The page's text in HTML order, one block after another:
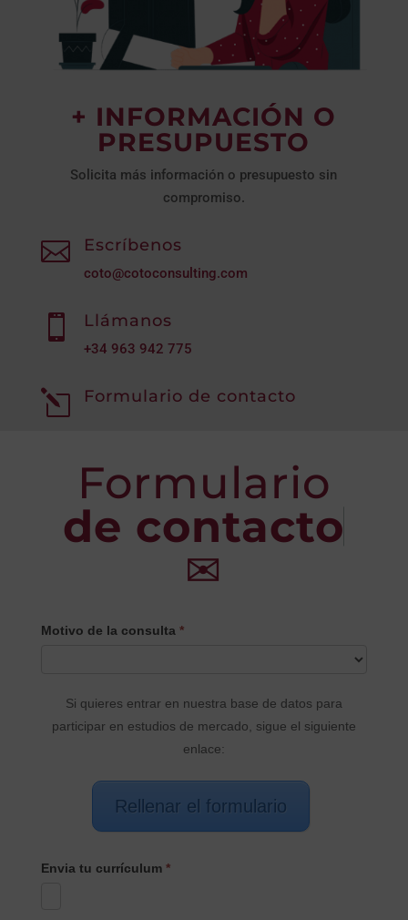
+ INFORMACIÓN O
PRESUPUESTO
Solicita más información o presupuesto sin
compromiso.
 Escríbenos
coto@cotoconsulting.com
 Llámanos
+34 963 942 775
l Formulario de contacto
Formulario
de contacto
✉
CONTACTO
Motivo de la consulta *
Si quieres entrar en nuestra base de datos para
participar en estudios de mercado, sigue el siguiente
enlace:
Rellenar el formulario
Envia tu currículum *